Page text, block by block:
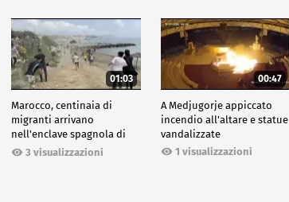
01:03
Marocco, centinaia di
migranti arrivano
nell'enclave spagnola di
Ceuta3 visualizzazioni
00:47
A Medjugorje appiccato
incendio all'altare e statue
vandalizzate
1 visualizzazioni